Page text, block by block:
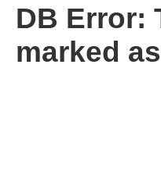
DB Error:
marked